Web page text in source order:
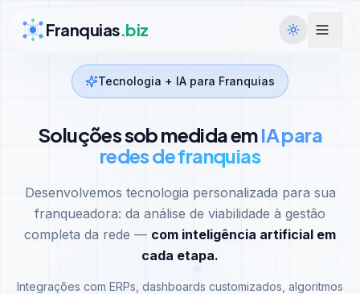
Franquias.biz
Tecnologia + IA para Franquias
Soluções sob medida emIA para
redes de franquias
Desenvolvemos tecnologia personalizada para sua
franqueadora: da análise de viabilidade à gestão
completa da rede — com inteligência artificial em
cada etapa.
Integrações com ERPs, dashboards customizados, algoritmos